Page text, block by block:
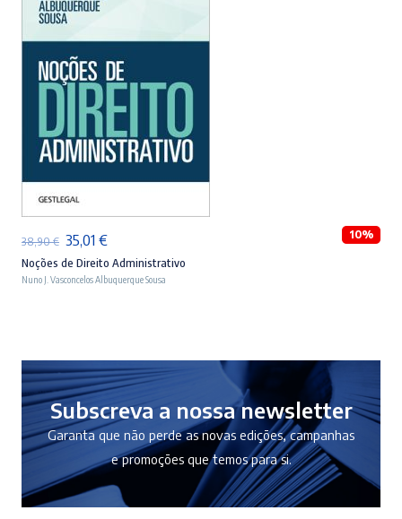
38,90€ O
preço
original
35,01 €O
preço
atual
10%
Noções de Direito Administrativo
Nuno J. Vasconcelos Albuquerque Sousa
Subscreva a nossa newsletter
Garanta que não perde as novas edições, campanhas
e promoções que temos para si.